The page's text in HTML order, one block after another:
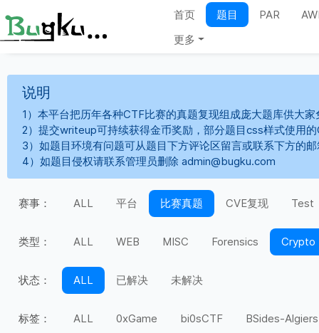
首页 题目 PAR
更多
说明
1）本平台把历年各种CTF比赛的真题复现组成庞大题库供大
2）提交writeup可持续获得金币奖励，部分题目css样式使用
3）如题目环境有问题可从题目下方评论区留言或联系下方的
4）如题目侵权请联系管理员删除 admin@bugku.com
赛事： ALL 平台 比赛真题 CVE复现 Test
类型： ALL WEB MISC Forensics Crypto
状态： ALL 已解决 未解决
标签： ALL 0xGame bi0sCTF
BSides-Algiers